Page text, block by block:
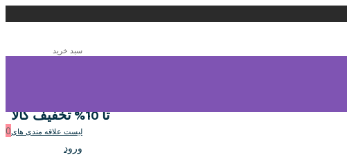
سبد خرید
لیست علاقه مندی های0
ورود
تا 10% تخفیف کالا